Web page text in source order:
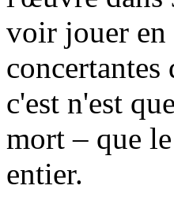
voir jouer en
concertantes
c'est n'est
mort – que
entier.